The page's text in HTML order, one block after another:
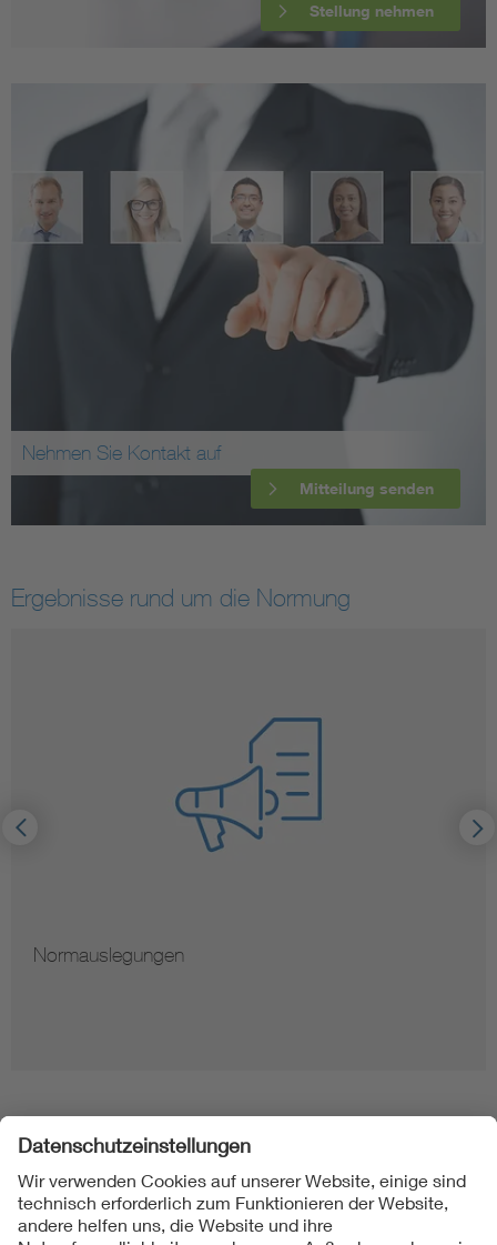
Stellung nehmen
Nehmen Sie Kontakt auf
Mitteilung senden
Ergebnisse rund um die Normung
Normauslegungen
Folgen Sie uns